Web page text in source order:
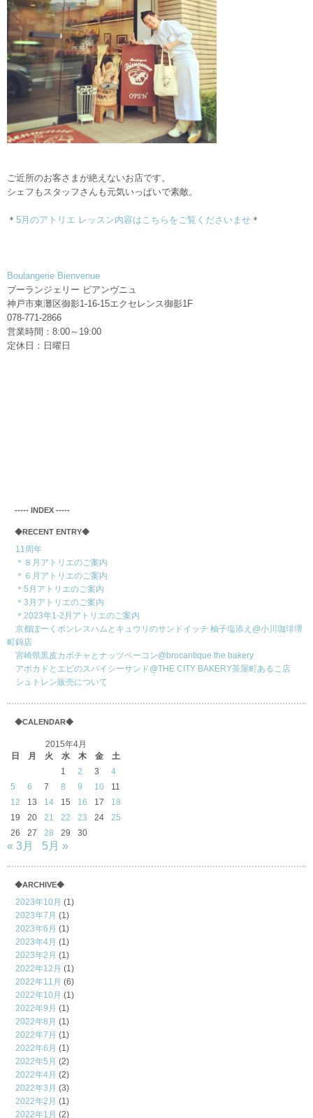
ご近所のお客さまが絶えないお店です。
シェフもスタッフさんも元気いっぱいで素敵。
＊ 5月のアトリエ レッスン内容はこちらをご覧くださいませ ＊
Boulangerie Bienvenue
ブーランジェリー ビアンヴニュ
神戸市東灘区御影1-16-15エクセレンス御影1F
078-771-2866
営業時間：8:00～19:00
定休日：日曜日
‐‐‐‐‐ INDEX ‐‐‐‐‐
◆RECENT ENTRY◆
11周年
＊８月アトリエのご案内
＊６月アトリエのご案内
＊5月アトリエのご案内
＊3月アトリエのご案内
＊2023年1-2月アトリエのご案内
京都ぽーくボンレスハムとキュウリのサンドイッチ 柚子塩添え@小川珈琲堺
町錦店
宮崎県黒皮カボチャとナッツベーコン@brocantique the bakery
アボカドとエビのスパイシーサンド@THE CITY BAKERY茶屋町あるこ店
シュトレン販売について
◆CALENDAR◆
2015年4月
日
月 火 水 木 金
土
1
2 3
4
5
6 7 8 9 10
11
12
13 14 15 16 17
18
19
20 21 22 23 24
25
26
27 28 29 30
« 3月 5月 »
◆ARCHIVE◆
2023年10月 (1)
2023年7月 (1)
2023年6月 (1)
2023年4月 (1)
2023年2月 (1)
2022年12月 (1)
2022年11月 (6)
2022年10月 (1)
2022年9月 (1)
2022年8月 (1)
2022年7月 (1)
2022年6月 (1)
2022年5月 (2)
2022年4月 (2)
2022年3月 (3)
2022年2月 (1)
2022年1月 (2)